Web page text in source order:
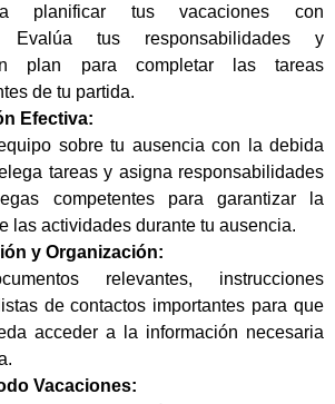
planificar tus vacaciones con
Evalúa tus responsabilidades y
plan para completar las tareas
de tu partida.
Efectiva:
sobre tu ausencia con la debida
tareas y asigna responsabilidades
competentes para garantizar la
las actividades durante tu ausencia.
y Organización:
relevantes, instrucciones
de contactos importantes para que
acceder a la información necesaria
Vacaciones: